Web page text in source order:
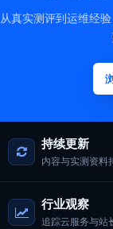
从真实测评到运维经
持续更新
内容与实测资料
行业观察
追踪云服务与站